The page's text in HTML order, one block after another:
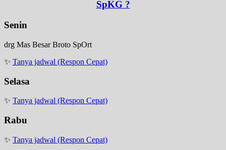
SpKG ?
Senin
drg Mas Besar Broto SpOrt
✨ Tanya jadwal (Respon Cepat)
Selasa
✨ Tanya jadwal (Respon Cepat)
Rabu
✨ Tanya jadwal (Respon Cepat)